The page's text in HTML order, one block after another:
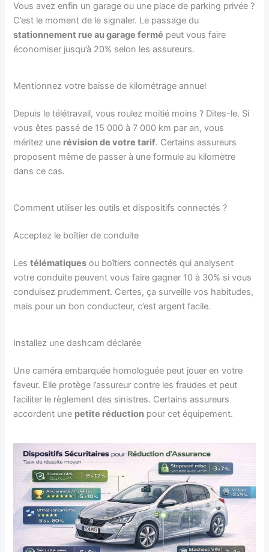
Vous avez enfin un garage ou une place de parking privée ?
C’est le moment de le signaler. Le passage du
stationnement rue au garage fermé peut vous faire
économiser jusqu’à 20% selon les assureurs.
Mentionnez votre baisse de kilométrage annuel
Depuis le télétravail, vous roulez moitié moins ? Dites-le. Si
vous êtes passé de 15 000 à 7 000 km par an, vous
méritez une révision de votre tarif. Certains assureurs
proposent même de passer à une formule au kilomètre
dans ce cas.
Comment utiliser les outils et dispositifs connectés ?
Acceptez le boîtier de conduite
Lestélématiques ou boîtiers connectés qui analysent
votre conduite peuvent vous faire gagner 10 à 30% si vous
conduisez prudemment. Certes, ça surveille vos habitudes,
mais pour un bon conducteur, c’est argent facile.
Installez une dashcam déclarée
Une caméra embarquée homologuée peut jouer en votre
faveur. Elle protège l’assureur contre les fraudes et peut
faciliter le règlement des sinistres. Certains assureurs
accordent une petite réduction pour cet équipement.